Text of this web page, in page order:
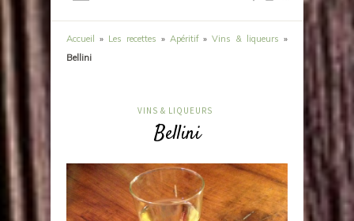
Accueil » Les recettes » Apéritif»Vins & liqueurs »
Bellini
VINS & LIQUEURS
Bellini